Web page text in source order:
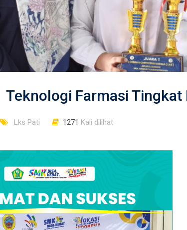
Teknologi Farmasi Tingkat
Lks Pati 1271 Kali dilihat